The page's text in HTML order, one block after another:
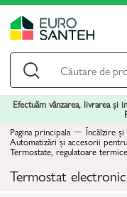
Efectuăm vânzarea, livrarea și
Pagina principala
Încălzire și
Automatizări și accesorii
Termostate, regulatoare termice
Termostat